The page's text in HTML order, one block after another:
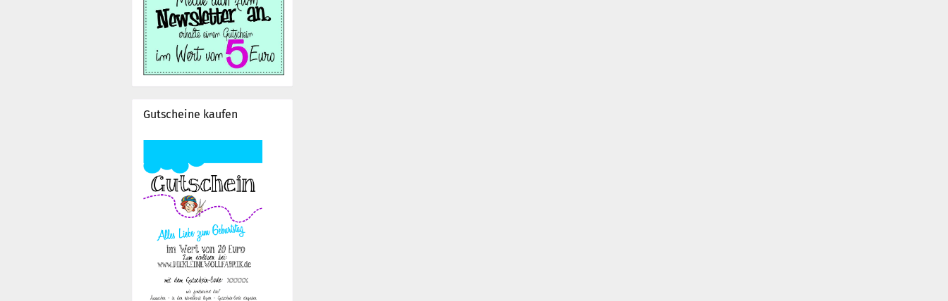
Gutscheine kaufen